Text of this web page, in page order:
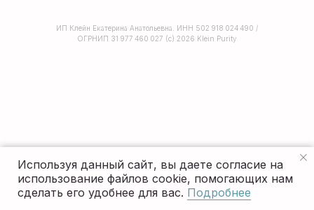
ИП Клейн Екатерина Анатольевна. ИНН 502 918 024 490 /
ОГРНИП 31 977 460 027 (c) 2026 Klein Purity
Используя данный сайт, вы даете согласие на
использование файлов cookie, помогающих нам
сделать его удобнее для вас. Подробнее